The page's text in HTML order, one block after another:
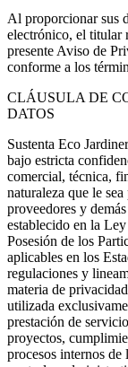
Al proporcionar sus
electrónico, el titular
presente Aviso de
conforme a los
CLÁUSULA DE
DATOS
Sustenta Eco
bajo estricta
comercial, técnica,
naturaleza que le
proveedores y
establecido en la
Posesión de los
aplicables en los
regulaciones y
materia de
utilizada
prestación de
proyectos,
procesos internos de